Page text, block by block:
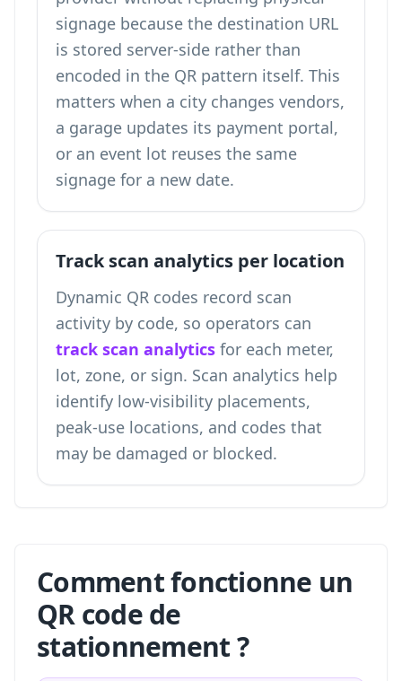
signage because the destination URL
is stored server-side rather than
encoded in the QR pattern itself. This
matters when a city changes vendors,
a garage updates its payment portal,
or an event lot reuses the same
signage for a new date.
Track scan analytics per location
Dynamic QR codes record scan
activity by code, so operators can
track scan analytics for each meter,
lot, zone, or sign. Scan analytics help
identify low-visibility placements,
peak-use locations, and codes that
may be damaged or blocked.
Comment fonctionne un
QR code de
stationnement ?